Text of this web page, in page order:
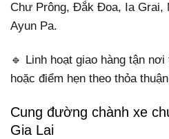
Chư Prông, Đắk Đoa, Ia Grai,
Ayun Pa.
🔹 Linh hoạt giao hàng tận
hoặc điểm hẹn theo thỏa
Cung đường chành xe
Gia Lai